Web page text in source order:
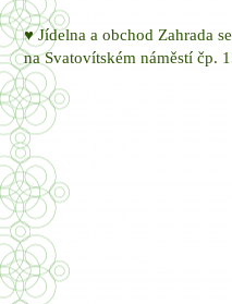
♥ Jídelna a obchod Zahrada
na Svatovítském náměstí čp.